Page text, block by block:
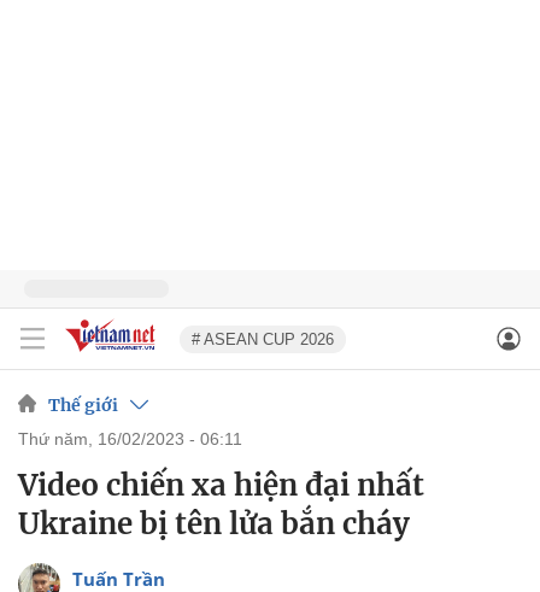
# ASEAN CUP 2026
Thế giới
thứ năm, 16/02/2023 - 06:11
Video chiến xa hiện đại nhất
Ukraine bị tên lửa bắn cháy
Tuấn Trần